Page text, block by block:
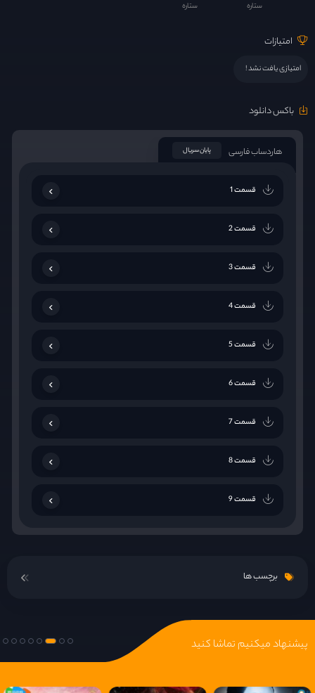
ستاره ستاره
امتیازات
امتیازی یافت نشد !
باکس دانلود
هاردساب فارسی پایان سریال
قسمت 1
قسمت 2
قسمت 3
قسمت 4
قسمت 5
قسمت 6
قسمت 7
قسمت 8
قسمت 9
قسمت 10
قسمت 11
برچسب ها
پیشنهاد میکنیم تماشا کنید